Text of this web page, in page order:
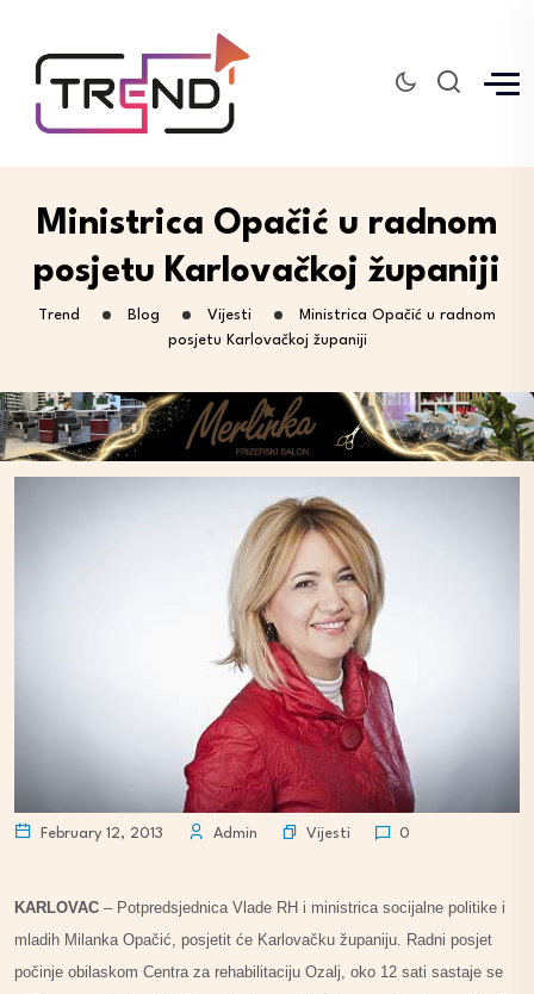
Ministrica Opačić u radnom
posjetu Karlovačkoj županiji
Trend Blog Vijesti
Ministrica Opačić u radnom
posjetu Karlovačkoj županiji
February 12, 2013 Admin Vijesti 0
KARLOVAC – Potpredsjednica Vlade RH i ministrica socijalne politike i
mladih Milanka Opačić, posjetit će Karlovačku županiju. Radni posjet
počinje obilaskom Centra za rehabilitaciju Ozalj, oko 12 sati sastaje se